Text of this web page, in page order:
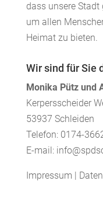
dass unsere
um allen
Heimat zu bieten.
Wir sind für Sie
Monika Pütz und
Kerpersscheider
53937 Schleiden
Telefon: 0174-
E-mail:
Impressum |